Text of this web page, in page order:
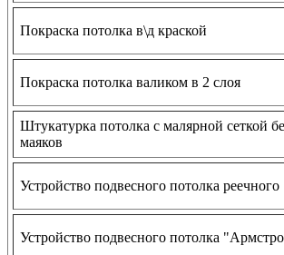
Покраска потолка в\д краской
Покраска потолка валиком в 2 слоя
Штукатурка потолка с малярной сеткой
маяков
Устройство подвесного потолка реечного
Устройство подвесного потолка